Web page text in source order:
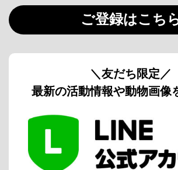
ご登録はこち
＼友だち限定／
最新の活動情報や動物画像